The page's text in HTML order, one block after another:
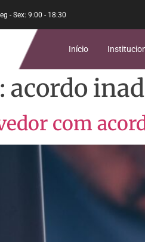
- Sex: 9:00 - 18:30
Início
acordo
com